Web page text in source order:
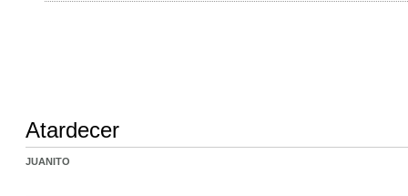
Atardecer
JUANITO